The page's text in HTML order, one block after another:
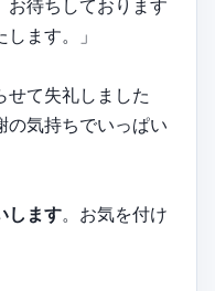
お待ちしております
ます。」
せて失礼しました
の気持ちでいっぱい
します。お気を付け